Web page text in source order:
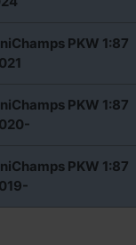
PKW 1:87
PKW 1:87
PKW 1:87